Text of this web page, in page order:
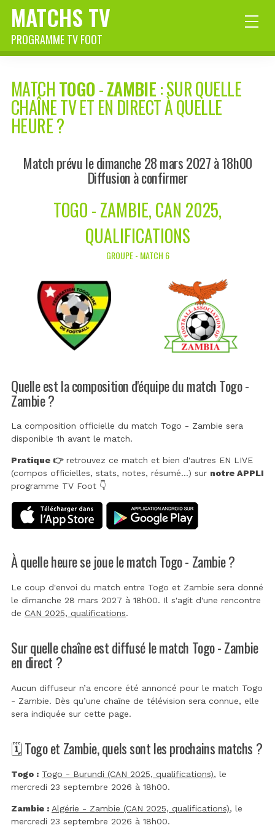
MATCHS TV
PROGRAMME TV FOOT
MATCHTOGO-ZAMBIE: SUR QUELLE
CHAÎNE TV ET EN DIRECT À QUELLE
HEURE ?
Match prévu le dimanche 28 mars 2027 à 18h00
Diffusion à confirmer
TOGO - ZAMBIE, CAN 2025,
QUALIFICATIONS
GROUPE - MATCH 6
Quelle est la composition d'équipe du match Togo -
Zambie ?
La composition officielle du match Togo - Zambie sera
disponible 1h avant le match.
Pratique 👉retrouvez ce match et bien d'autres EN LIVE
(compos officielles, stats, notes, résumé...) sur notre APPLI
programme TV Foot 👇
À quelle heure se joue le match Togo - Zambie ?
Le coup d'envoi du match entre Togo et Zambie sera donné
le dimanche 28 mars 2027 à 18h00. Il s'agit d'une rencontre
de CAN 2025, qualifications.
Sur quelle chaîne est diffusé le match Togo - Zambie
en direct ?
Aucun diffuseur n’a encore été annoncé pour le match Togo
- Zambie. Dès qu’une chaîne de télévision sera connue, elle
sera indiquée sur cette page.
🗓️ Togo et Zambie, quels sont les prochains matchs ?
Togo : Togo - Burundi (CAN 2025, qualifications), le
mercredi 23 septembre 2026 à 18h00.
Zambie : Algérie - Zambie (CAN 2025, qualifications), le
mercredi 23 septembre 2026 à 18h00.